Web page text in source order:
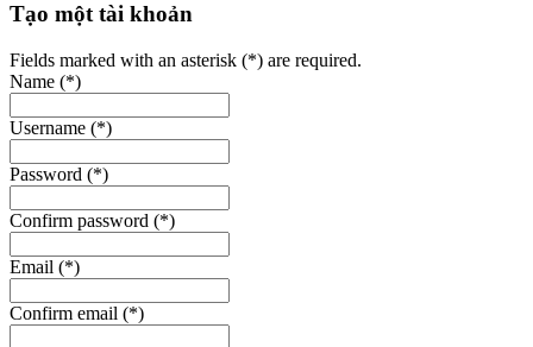
Tạo một tài khoản
Fields marked with an asterisk (*) are required.
Name (*)
Username (*)
Password (*)
Confirm password (*)
Email (*)
Confirm email (*)